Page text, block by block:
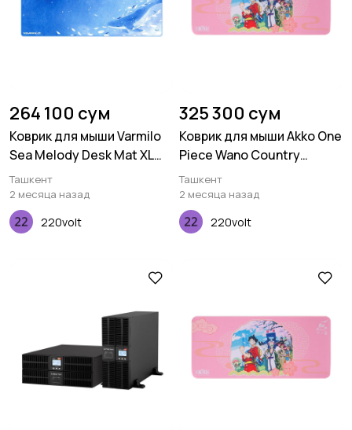
264 100 сум
Коврик для мыши Varmilo
Sea Melody Desk Mat XL
(900х400х3мм)
Ташкент
2 месяца назад
220volt
325 300 сум
Коврик для мыши Akko One
Piece Wano Country
Deskmat
Ташкент
2 месяца назад
220volt